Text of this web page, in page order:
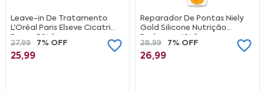
Leave-in De Tratamento
L'Oréal Paris Elseve Cicatri
Renov 50Ml
27,99 7% OFF
25,99
Reparador De Pontas Niely
Gold Silicone Nutrição
Poderosa 42Ml
28,99 7% OFF
26,99